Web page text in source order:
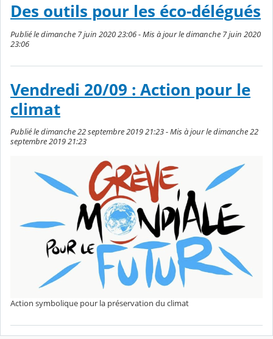
Des outils pour les éco-délégués
Publié le dimanche 7 juin 2020 23:06 - Mis à jour le dimanche 7 juin 2020
23:06
Vendredi 20/09 : Action pour le
climat
Publié le dimanche 22 septembre 2019 21:23 - Mis à jour le dimanche 22
septembre 2019 21:23
Action symbolique pour la préservation du climat